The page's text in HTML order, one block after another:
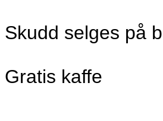
Skudd selges på
Gratis kaffe